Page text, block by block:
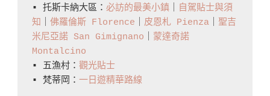
▪️ 托斯卡納大區： 必訪的最美小鎮
自駕貼士與須
知
佛羅倫斯 Florence 皮恩札 Pienza
聖吉
米尼亞諾 San Gimignano
蒙達奇諾
Montalcino
▪️ 五漁村： 觀光貼士
▪️ 梵蒂岡： 一日遊精華路線